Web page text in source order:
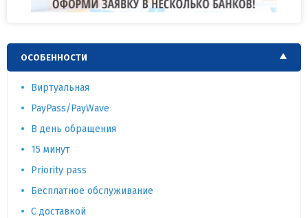
ОСОБЕННОСТИ
Виртуальная
PayPass/PayWave
В день обращения
15 минут
Priority pass
Бесплатное обслуживание
С доставкой